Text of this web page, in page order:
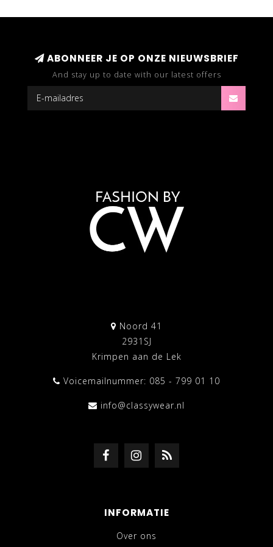
ABONNEER JE OP ONZE NIEUWSBRIEF
And stay up to date with our latest offers
Noord 41
2931SJ
Krimpen aan de Lek
Voicemailnummer: 085 - 799 01 10
info@classywear.nl
INFORMATIE
Over ons